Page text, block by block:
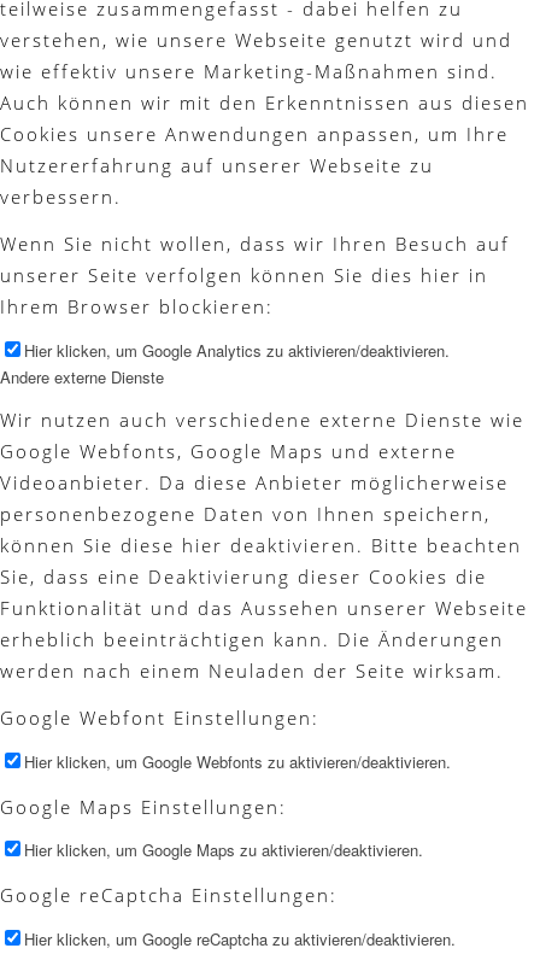
teilweise zusammengefasst - dabei helfen zu
verstehen, wie unsere Webseite genutzt wird und
wie effektiv unsere Marketing-Maßnahmen sind.
Auch können wir mit den Erkenntnissen aus diesen
Cookies unsere Anwendungen anpassen, um Ihre
Nutzererfahrung auf unserer Webseite zu
verbessern.
Wenn Sie nicht wollen, dass wir Ihren Besuch auf
unserer Seite verfolgen können Sie dies hier in
Ihrem Browser blockieren:
Hier klicken, um Google Analytics zu aktivieren/deaktivieren.
Andere externe Dienste
Wir nutzen auch verschiedene externe Dienste wie
Google Webfonts, Google Maps und externe
Videoanbieter. Da diese Anbieter möglicherweise
personenbezogene Daten von Ihnen speichern,
können Sie diese hier deaktivieren. Bitte beachten
Sie, dass eine Deaktivierung dieser Cookies die
Funktionalität und das Aussehen unserer Webseite
erheblich beeinträchtigen kann. Die Änderungen
werden nach einem Neuladen der Seite wirksam.
Google Webfont Einstellungen:
Hier klicken, um Google Webfonts zu aktivieren/deaktivieren.
Google Maps Einstellungen:
Hier klicken, um Google Maps zu aktivieren/deaktivieren.
Google reCaptcha Einstellungen:
Hier klicken, um Google reCaptcha zu aktivieren/deaktivieren.